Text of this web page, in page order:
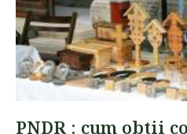
PNDR : cum obtii